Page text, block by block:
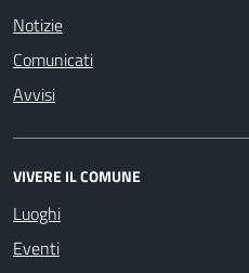
Notizie
Comunicati
Avvisi
VIVERE IL COMUNE
Luoghi
Eventi